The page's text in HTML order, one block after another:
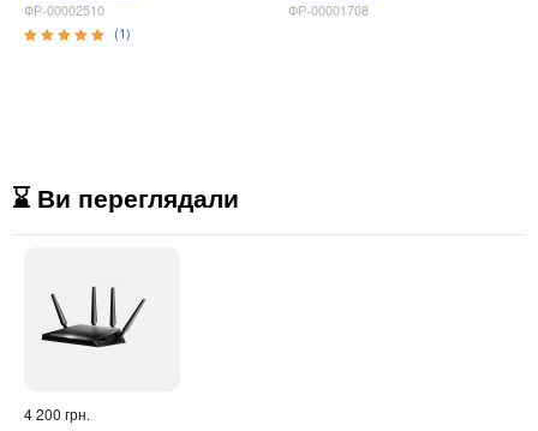
ФР-00002510
(1)
ФР-00001708
⌛ Ви переглядали
4 200 грн.